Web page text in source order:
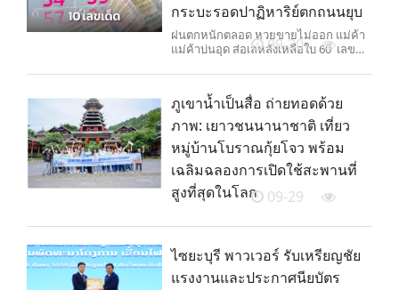
กระบะรอดปาฏิหาริย์ตกถนนยุบ
ฝนตกหนักตลอด หวยขายไม่ออก แม่ค้า
แม่ค้าบ่นอุด ส่อเลหลังเหลือใบ 60 เลข
1,200 ใบเดียว 150 อายุนายกฯหนู รองลง
09-30
ภูเขาน้ำเป็นสื่อ ถ่ายทอดด้วย
ภาพ: เยาวชนนานาชาติ เที่ยว
หมู่บ้านโบราณกุ้ยโจว พร้อม
เฉลิมฉลองการเปิดใช้สะพานที่
สูงที่สุดในโลก 09-29
ไซยะบุรี พาวเวอร์ รับเหรียญชัย
แรงงานและประกาศนียบัตร